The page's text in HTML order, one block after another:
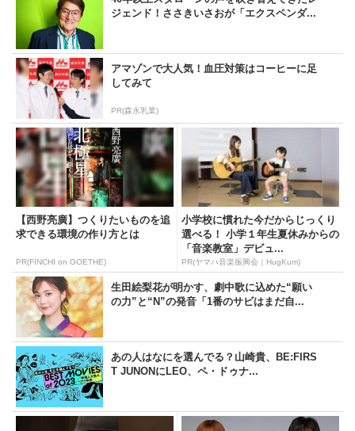
ジェンド！ささきいさおが「エクスペンダ...
アマゾンで大人気！血圧対策はコーヒーに足
してみて
PR(森永乳業)
【西野亮廣】つくりたいものを追
求できる環境の作り方とは
PR(FINCHI on GOETHE)
小学校に慣れた今だからじっくり
選べる！ 小学１年生夏休みからの
「音楽教室」デビュ...
PR(ヤマハ音楽振興会｜HugKum)
生田絵梨花が明かす、劇中歌に込めた“願い
の力”と“N”の発音「1番のサビはまだ自...
あの人はなにを選んでる？山崎貴、BE:FIRS
T JUNONにLEO、ペ・ドゥナ...